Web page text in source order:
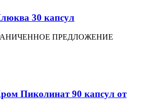
30 капсул
ПРЕДЛОЖЕНИЕ
Пиколинат 90 капсул от